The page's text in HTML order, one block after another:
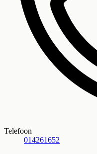
Telefoon
014261652